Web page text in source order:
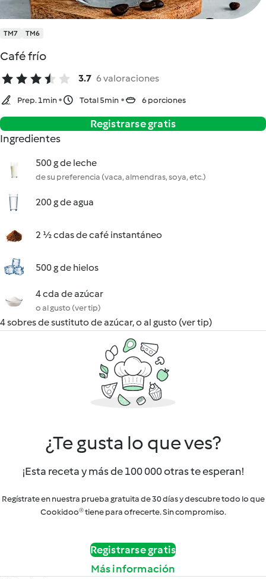
TM7 TM6
Café frío
3.7 6 valoraciones
Prep. 1min Total 5min 6 porciones
Registrarse gratis
Ingredientes
500 g de leche
de su preferencia (vaca, almendras, soya, etc.)
200 g de agua
2 ½ cdas de café instantáneo
500 g de hielos
4 cda de azúcar
o al gusto (ver tip)
4 sobres de sustituto de azúcar, o al gusto (ver tip)
¿Te gusta lo que ves?
¡Esta receta y más de 100 000 otras te esperan!
Regístrate en nuestra prueba gratuita de 30 días y descubre todo lo que
Cookidoo® tiene para ofrecerte. Sin compromiso.
Registrarse gratis
Más información